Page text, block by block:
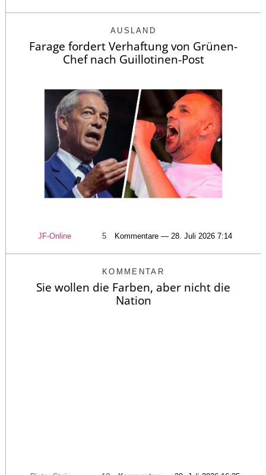
AUSLAND
Farage fordert Verhaftung von Grünen-
Chef nach Guillotinen-Post
JF-Online 5 Kommentare — 28. Juli 2026 7:14
KOMMENTAR
Sie wollen die Farben, aber nicht die
Nation